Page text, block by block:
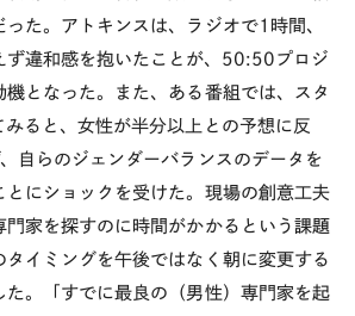
った。アトキンスは、ラジオで1時間、
違和感を抱いたことが、 50:50 プロジ
機となった。また、ある番組では、スタ
みると、女性が半分以上との予想に反
自らのジェンダーバランスのデータを
とにショックを受けた。現場の創意工夫
門家を探すのに時間がかかるという課題
タイミングを午後ではなく朝に変更する
た。「すでに最良の（男性）専門家を起